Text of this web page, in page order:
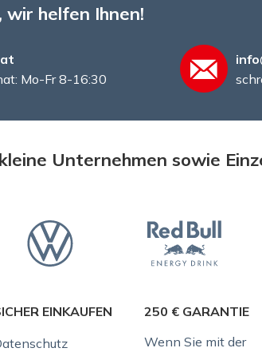
helfen Ihnen!
Mo-Fr 8-16:30
Unternehmen sowie
EINKAUFEN
250 € GARANTIE
Wenn Sie mit der